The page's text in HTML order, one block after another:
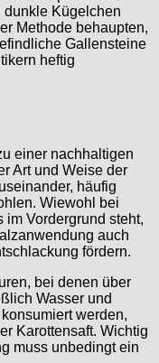
Kügelchen
Methode behaupten,
Gallensteine
heftig
einer nachhaltigen
Art und Weise der
häufig
Wiewohl bei
im Vordergrund steht,
auch
fördern.
bei denen über
Wasser und
werden,
Karottensaft. Wichtig
muss unbedingt ein